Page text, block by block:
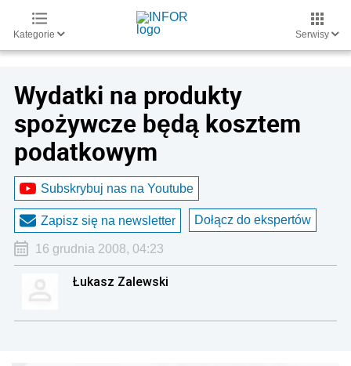
Kategorie Serwisy
Wydatki na produkty
spożywcze będą kosztem
podatkowym
Subskrybuj nas na Youtube
Zapisz się na newsletter Dołącz do ekspertów
16 grudnia 2008, 04:23
Łukasz Zalewski